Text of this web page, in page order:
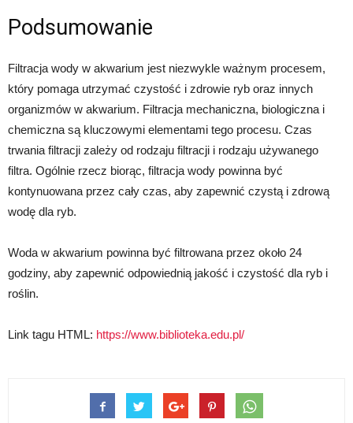
Podsumowanie
Filtracja wody w akwarium jest niezwykle ważnym procesem,
który pomaga utrzymać czystość i zdrowie ryb oraz innych
organizmów w akwarium. Filtracja mechaniczna, biologiczna i
chemiczna są kluczowymi elementami tego procesu. Czas
trwania filtracji zależy od rodzaju filtracji i rodzaju używanego
filtra. Ogólnie rzecz biorąc, filtracja wody powinna być
kontynuowana przez cały czas, aby zapewnić czystą i zdrową
wodę dla ryb.
Woda w akwarium powinna być filtrowana przez około 24
godziny, aby zapewnić odpowiednią jakość i czystość dla ryb i
roślin.
Link tagu HTML: https://www.biblioteka.edu.pl/